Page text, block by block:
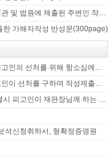
★탄원서모음_음주운전등 형사사건으로 수사기관 및 법원에 제출된 주변인 작성 선처호소 탄원서(208page)
한 가해자작성 반성문(300page)
◆음주운전 탄원서-음주운전으로 법정구속된 피고인의 선처를 위해 항소심에서 제출하는 탄원서(45page)
음주운전 반성문 - 음주운전 사건의 피의자, 피고인이 선처를 구하며 작성제출하는 반성문
피고인 최후진술 최고진술_형사재판의 변론종결시 피고인이 재판장님께 하는 최종진술 의견내용(36페이지)
석신청취하서, 형확정증명원